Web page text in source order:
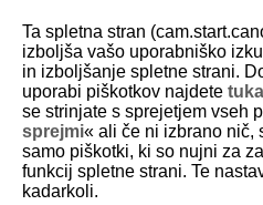
D292-037
Zajemanje fotografij
P: Programirana samodejna
Ta spletna stran
izboljša vašo uporabniško
in izboljšanje spletne strani.
uporabi piškotkov najdete
se strinjate s sprejetjem vseh
sprejmi« ali če ni izbrano nič,
samo piškotki, ki so nujni za
funkcij spletne strani. Te
kadarkoli.